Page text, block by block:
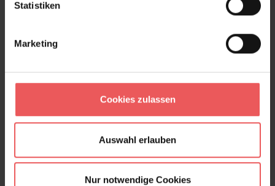
Statistiken
Marketing
Cookies zulassen
Auswahl erlauben
Nur notwendige Cookies
132,00 €